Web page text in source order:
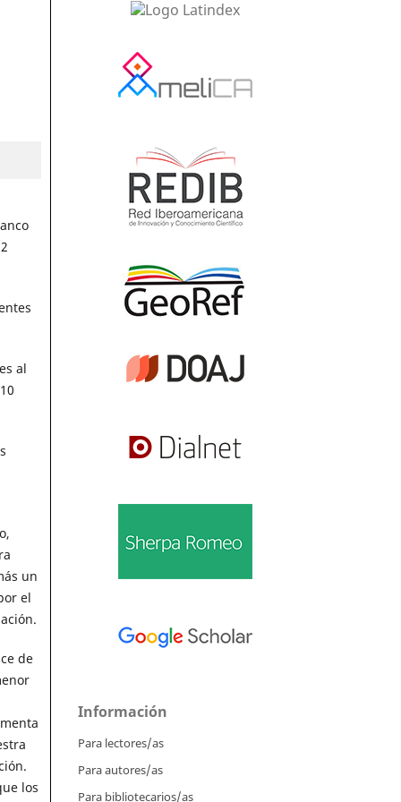
al
un
el
de
los
Información
Para lectores/as
Para autores/as
Para bibliotecarios/as